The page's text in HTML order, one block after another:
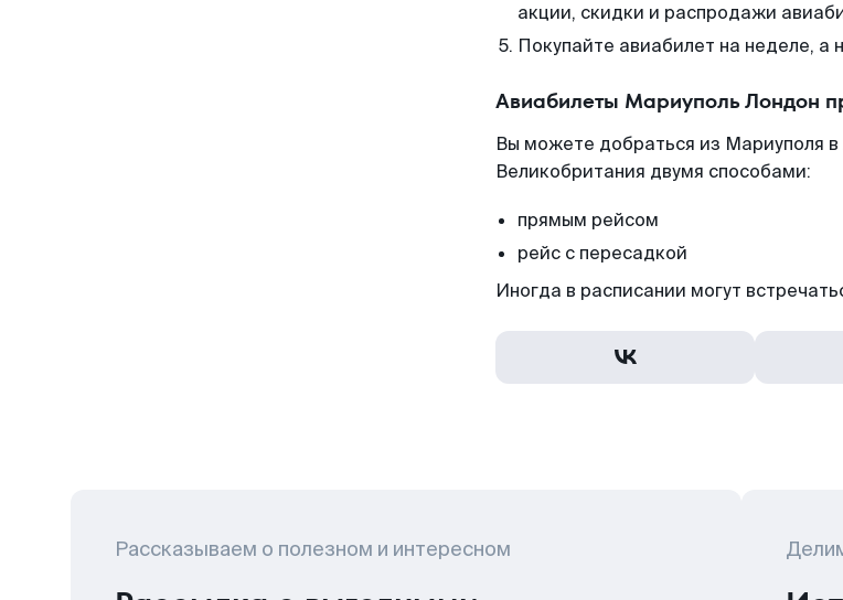
акции, скидки и распродажи
Покупайте авиабилет на неделе, а
Авиабилеты Мариуполь Лондон
Вы можете добраться из Мариуполя
Великобритания двумя способами:
прямым рейсом
рейс с пересадкой
Иногда в расписании могут
Рассказываем о полезном и интересном